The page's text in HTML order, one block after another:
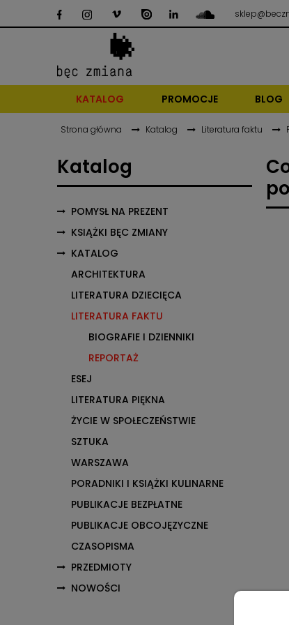
KATALOG PROMOCJE BLOG
Strona główna Katalog Literatura faktu
Katalog
POMYSŁ NA PREZENT
KSIĄŻKI BĘC ZMIANY
KATALOG
ARCHITEKTURA
LITERATURA DZIECIĘCA
LITERATURA FAKTU
BIOGRAFIE I DZIENNIKI
REPORTAŻ
ESEJ
LITERATURA PIĘKNA
ŻYCIE W SPOŁECZEŃSTWIE
SZTUKA
WARSZAWA
PORADNIKI I KSIĄŻKI KULINARNE
PUBLIKACJE BEZPŁATNE
PUBLIKACJE OBCOJĘZYCZNE
CZASOPISMA
PRZEDMIOTY
NOWOŚCI